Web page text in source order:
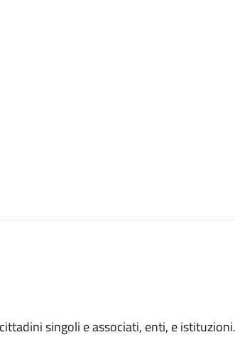
singoli e associati, enti, e istituzioni.